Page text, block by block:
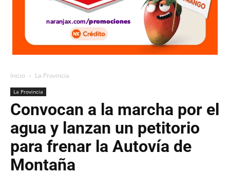
Inicio La Provincia
La Provincia
Convocan a la marcha por el
agua y lanzan un petitorio
para frenar la Autovía de
Montaña